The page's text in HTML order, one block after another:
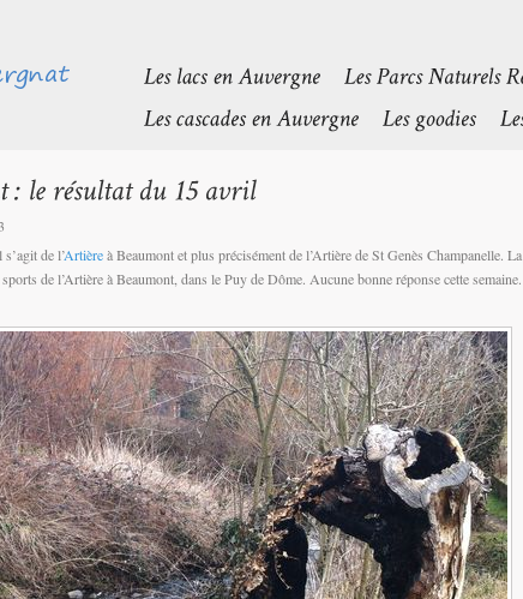
de l’Artièreà Beaumont et plus précisément de l’Artière de St Genès Champanelle. La
de l’Artière à Beaumont, dans le Puy de Dôme. Aucune bonne réponse cette semaine.